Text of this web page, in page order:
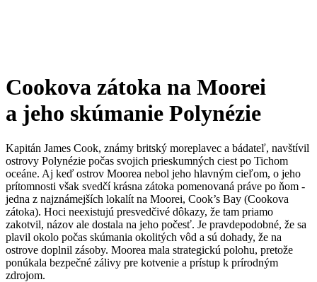
Cookova zátoka na Moorei
a jeho skúmanie Polynézie
Kapitán James Cook, známy britský moreplavec a bádateľ, navštívil
ostrovy Polynézie počas svojich prieskumných ciest po Tichom
oceáne. Aj keď ostrov Moorea nebol jeho hlavným cieľom, o jeho
prítomnosti však svedčí krásna zátoka pomenovaná práve po ňom -
jedna z najznámejších lokalít na Moorei, Cook’s Bay (Cookova
zátoka). Hoci neexistujú presvedčivé dôkazy, že tam priamo
zakotvil, názov ale dostala na jeho počesť. Je pravdepodobné, že sa
plavil okolo počas skúmania okolitých vôd a sú dohady, že na
ostrove doplnil zásoby. Moorea mala strategickú polohu, pretože
ponúkala bezpečné zálivy pre kotvenie a prístup k prírodným
zdrojom.